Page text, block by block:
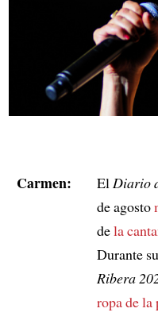
Carmen: El Diario
de agosto
dela
Durante
Ribera
ropa de la